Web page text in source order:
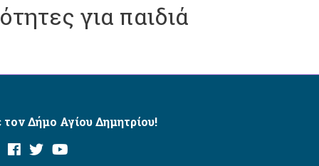
για παιδιά
τον Δήμο Αγίου Δημητρίου!